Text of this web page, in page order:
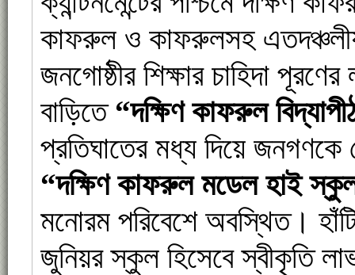
কাফরুল ও কাফরুলসহ
জনগোষ্ঠীর শিক্ষার চাহিদা
বাড়িতে “দক্ষিণ কাফরুল
প্রতিঘাতের মধ্য দিয়ে জনগণকে
“দক্ষিণ কাফরুল মডেল হাই
মনোরম পরিবেশে অবস্থিত।
জুনিয়র স্কুল হিসেবে স্বীকৃতি